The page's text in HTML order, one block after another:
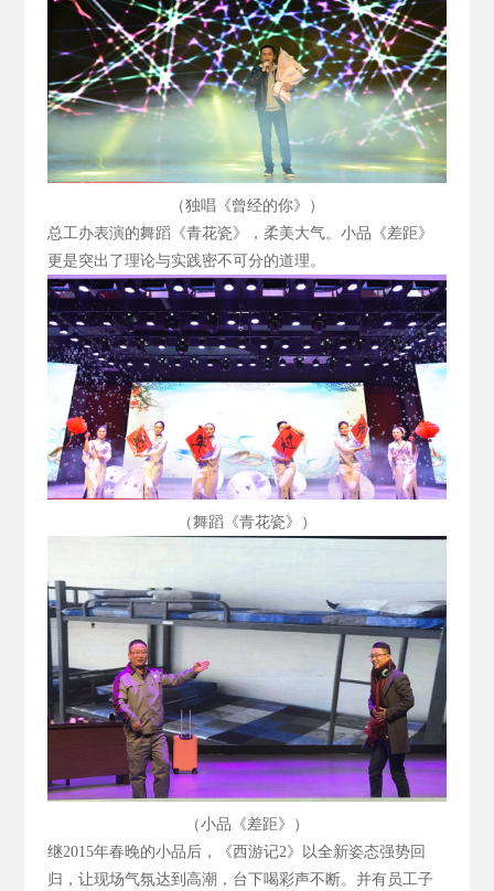
（独唱《曾经的你》）
总工办表演的舞蹈《青花瓷》，柔美大气。小品《差距》
更是突出了理论与实践密不可分的道理。
（舞蹈《青花瓷》）
（小品《差距》）
继2015年春晚的小品后，《西游记2》以全新姿态强势回
归，让现场气氛达到高潮，台下喝彩声不断。并有员工子